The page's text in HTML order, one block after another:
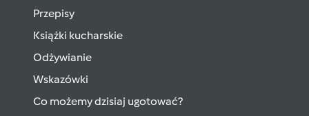
Przepisy
Książki kucharskie
Odżywianie
Wskazówki
Co możemy dzisiaj ugotować?